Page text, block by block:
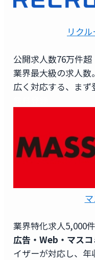
リク
公開求人数76万件超
業界最大級の求人数。
広く対応する、まず
業界特化求人5,000
広告・Web・マス
イザーが対応し、年